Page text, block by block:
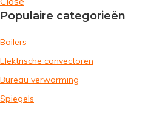
Populaire categorieën
Boilers
Elektrische convectoren
Bureau verwarming
Spiegels